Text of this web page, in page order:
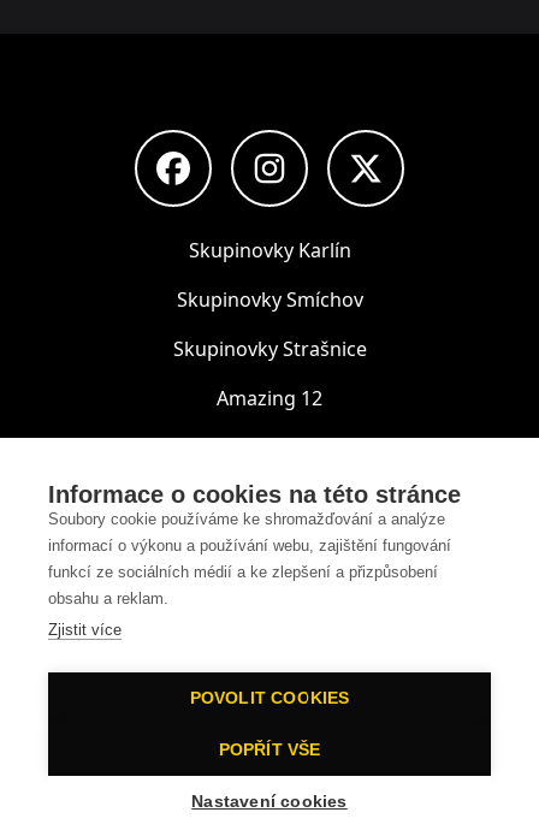
Informace o cookies na této stránce
Soubory cookie používáme ke shromažďování a analýze
informací o výkonu a používání webu, zajištění fungování
funkcí ze sociálních médií a ke zlepšení a přizpůsobení
obsahu a reklam.
Zjistit více
POVOLIT COOKIES
POPŘÍT VŠE
Nastavení cookies
Facebook Železné koule
Instagram Železné koule
Twitter Železné
Skupinovky Karlín
Skupinovky Smíchov
Skupinovky Strašnice
Amazing 12
Online koučink
Kouloniál
Všeobecné obchodní podmínky
kamerového systému
2025 © Železná koule, s.r.o.